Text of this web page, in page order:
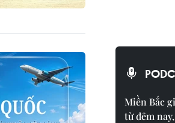
Miền Bắc
từ đêm